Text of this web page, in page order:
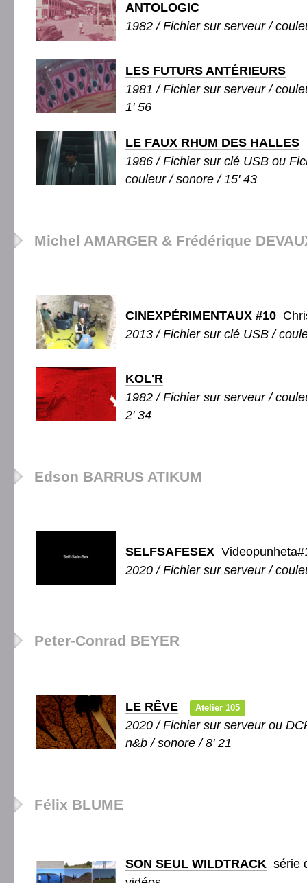
ANTOLOGIC
1982 / Fichier sur serveur /
LES FUTURS ANTÉRIEURS
1981 / Fichier sur serveur /
1' 56
LE FAUX RHUM DES HALLES
1986 / Fichier sur clé USB ou
couleur / sonore / 15' 43
Michel AMARGER & Frédérique
CINEXPÉRIMENTAUX #10
2013 / Fichier sur clé USB /
KOL'R
1982 / Fichier sur serveur /
2' 34
Edson BARRUS ATIKUM
SELFSAFESEX
2020 / Fichier sur serveur /
Peter-Conrad BEYER
LE RÊVE Atelier 105
2020 / Fichier sur serveur ou
n&b / sonore / 8' 21
Félix BLUME
SON SEUL WILDTRACK série